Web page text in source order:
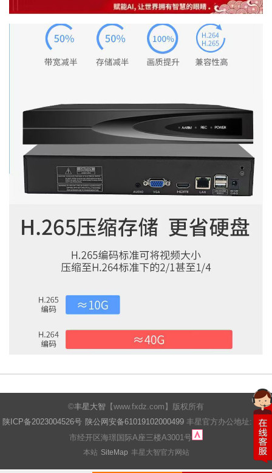
©丰星大智 【www.fxdz.com】版权所有
陕ICP备2023004526号 陕公网安备61019102000499丰星官方办公地址: 西安
市经开区海璟国际A座三楼A3001号
本站 SiteMap 丰星大智官方网站